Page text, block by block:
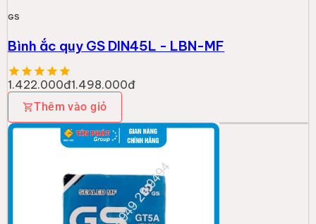
GS
Bình ắc quy GS DIN45L - LBN-MF
1.422.000đ1.498.000đ
Thêm vào giỏ